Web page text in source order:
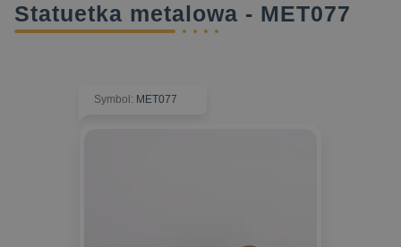
Statuetka metalowa - MET077
Symbol : MET077